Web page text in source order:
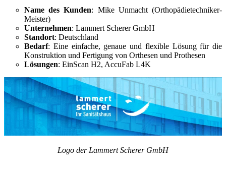
Neuer 3D-Gesichtsscanner
e-MotionNEU
MetiSmile
Post-Processing-Einheiten
FabWash
FabCure N2NEU
FabCure 2
Alle Dental Produkte ansehen
Name des Kunden: Mike Unmacht (Orthopädietechniker-
Meister)
Unternehmen: Lammert Scherer GmbH
Standort: Deutschland
Bedarf: Eine einfache, genaue und flexible Lösung für die
Konstruktion und Fertigung von Orthesen und Prothesen
Lösungen: EinScan H2, AccuFab L4K
Logo der Lammert Scherer GmbH